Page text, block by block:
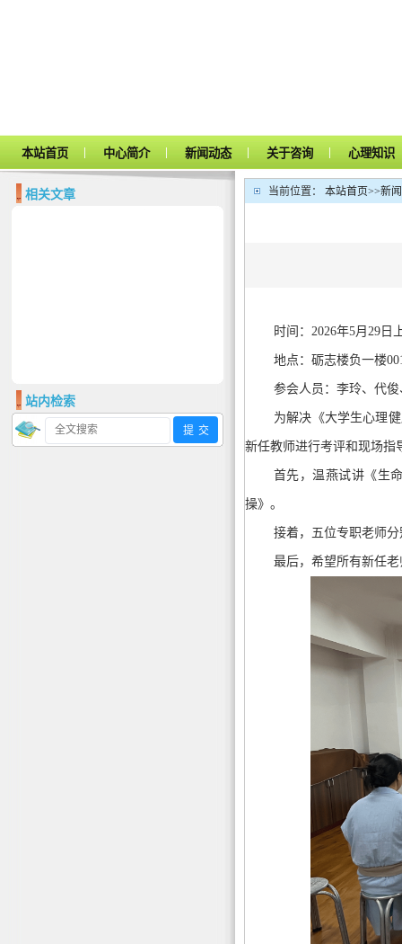
本站首页 | 中心简介 | 新闻动态 | 关于咨询 | 心理知识
相关文章
站内检索
当前位置： 本站首页>>新
时间：2026年5月29日
地点：砺志楼负一楼
参会人员：李玲、代
为解决《大学生心理
新任教师进行考评和现场指
首先，温燕试讲《生
操》。
接着，五位专职老师
最后，希望所有新任